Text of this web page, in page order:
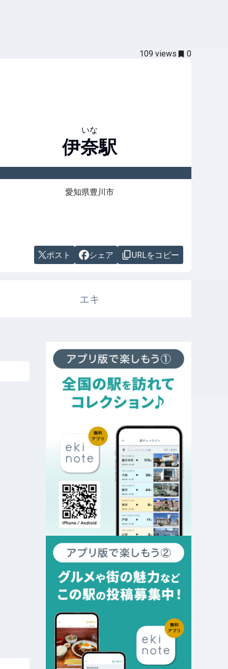
109 views 0
いな
伊奈駅
愛知県豊川市
ポスト シェア URLをコピー
エキ